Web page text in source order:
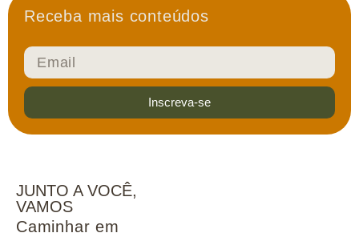
Receba mais conteúdos
Inscreva-se
JUNTO A VOCÊ,
VAMOS
Caminhar em